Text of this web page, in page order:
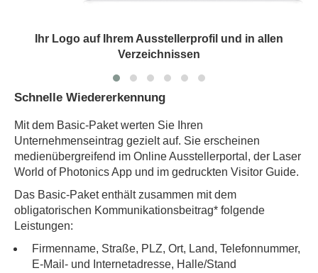
Ihr Logo auf Ihrem Ausstellerprofil und in allen
Verzeichnissen
Schnelle Wiedererkennung
Mit dem Basic-Paket werten Sie Ihren
Unternehmenseintrag gezielt auf. Sie erscheinen
medienübergreifend im Online Ausstellerportal, der Laser
World of Photonics App und im gedruckten Visitor Guide.
Das Basic-Paket enthält zusammen mit dem
obligatorischen Kommunikationsbeitrag* folgende
Leistungen:
Firmenname, Straße, PLZ, Ort, Land, Telefonnummer,
E-Mail- und Internetadresse, Halle/Stand